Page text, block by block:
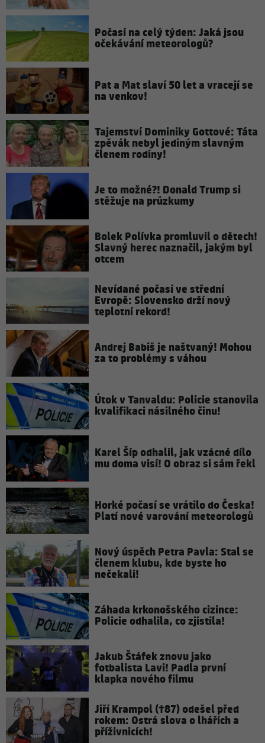
Počasí na celý týden: Jaká jsou
očekávání meteorologů?
Pat a Mat slaví 50 let a vracejí se
na venkov!
Tajemství Dominiky Gottové: Táta
zpěvák nebyl jediným slavným
členem rodiny!
Je to možné?! Donald Trump si
stěžuje na průzkumy
Bolek Polívka promluvil o dětech!
Slavný herec naznačil, jakým byl
otcem
Nevídané počasí ve střední
Evropě: Slovensko drží nový
teplotní rekord!
Andrej Babiš je naštvaný! Mohou
za to problémy s váhou
Útok v Tanvaldu: Policie stanovila
kvalifikaci násilného činu!
Karel Šíp odhalil, jak vzácné dílo
mu doma visí! O obraz si sám řekl
Horké počasí se vrátilo do Česka!
Platí nové varování meteorologů
Nový úspěch Petra Pavla: Stal se
členem klubu, kde byste ho
nečekali!
Záhada krkonošského cizince:
Policie odhalila, co zjistila!
Jakub Štáfek znovu jako
fotbalista Lavi! Padla první
klapka nového filmu
Jiří Krampol (†87) odešel před
rokem: Ostrá slova o lhářích a
příživnicích!